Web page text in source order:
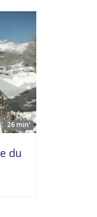
26 min'
du